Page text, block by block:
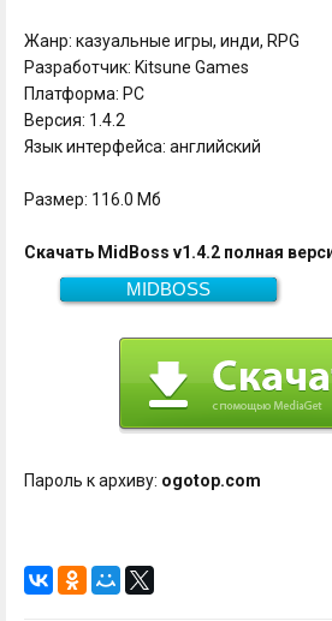
Жанр: казуальные игры, инди, RPG
Разработчик: Kitsune Games
Платформа: PC
Версия: 1.4.2
Язык интерфейса: английский
Размер: 116.0 Мб
Скачать MidBoss v1.4.2 полная
MIDBOSS
116.0 Мб
Скачать
Пароль к архиву: ogotop.com